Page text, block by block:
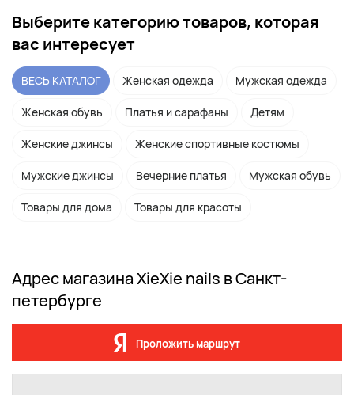
Выберите категорию товаров, которая
вас интересует
ВЕСЬ КАТАЛОГ Женская одежда Мужская одежда
Женская обувь Платья и сарафаны Детям
Женские джинсы Женские спортивные костюмы
Мужские джинсы Вечерние платья Мужская обувь
Товары для дома Товары для красоты
Адрес магазина XieXie nails в Санкт-
петербурге
Проложить маршрут